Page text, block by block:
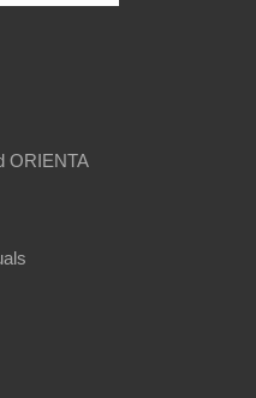
ORIENTA